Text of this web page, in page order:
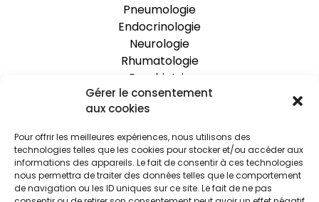
Gérer le consentement
aux cookies
Pour offrir les meilleures expériences, nous utilisons des
technologies telles que les cookies pour stocker et/ou accéder aux
informations des appareils. Le fait de consentir à ces technologies
nous permettra de traiter des données telles que le comportement
de navigation ou les ID uniques sur ce site. Le fait de ne pas
Pneumologie
Endocrinologie
Neurologie
Rhumatologie
Psychiatrie
One Clinic
Nos établissements
Rejoignez-nous
Espace praticien
Actualités